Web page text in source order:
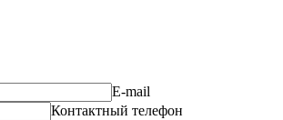
E-mail
Контактный телефон